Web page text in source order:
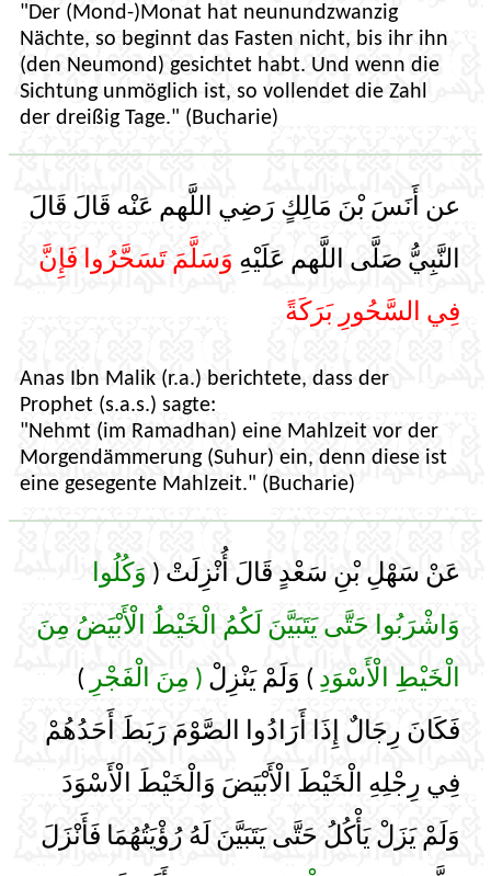
"Der (Mond-)Monat hat neunundzwanzig
Nächte, so beginnt das Fasten nicht, bis ihr ihn
(den Neumond) gesichtet habt. Und wenn die
Sichtung unmöglich ist, so vollendet die Zahl
der dreißig Tage." (Bucharie)
عن أَنَسَ بْنَ مَالِكٍ رَضِي اللَّهم عَنْه قَالَ قَالَ
النَّبِيُّ صَلَّى اللَّهم عَلَيْهِ وَسَلَّمَ تَسَحَّرُوا فَإِنَّ
فِي السَّحُورِ بَرَكَةً
Anas Ibn Malik (r.a.) berichtete, dass der
Prophet (s.a.s.) sagte:
"Nehmt (im Ramadhan) eine Mahlzeit vor der
Morgendämmerung (Suhur) ein, denn diese ist
eine gesegente Mahlzeit." (Bucharie)
عَنْ سَهْلِ بْنِ سَعْدٍ قَالَ أُنْزِلَتْ ( وَكُلُوا
وَاشْرَبُوا حَتَّى يَتَبَيَّنَ لَكُمُ الْخَيْطُ الْأَبْيَضُ مِنَ
الْخَيْطِ الْأَسْوَدِ ) وَلَمْ يَنْزِلْ ( مِنَ الْفَجْرِ )
فَكَانَ رِجَالٌ إِذَا أَرَادُوا الصَّوْمَ رَبَطَ أَحَدُهُمْ
فِي رِجْلِهِ الْخَيْطَ الْأَبْيَضَ وَالْخَيْطَ الْأَسْوَدَ
وَلَمْ يَزَلْ يَأْكُلُ حَتَّى يَتَبَيَّنَ لَهُ رُؤْيَتُهُمَا فَأَنْزَلَ